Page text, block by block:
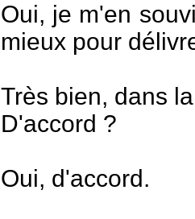
Oui, je m'en
mieux pour
Très bien, dans
D'accord ?
Oui, d'accord.